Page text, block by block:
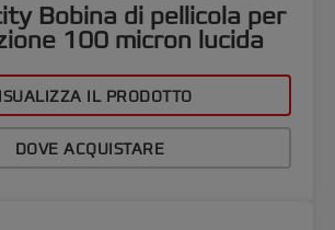
Bobina di pellicola per
100 micron lucida
IL PRODOTTO
DOVE ACQUISTARE